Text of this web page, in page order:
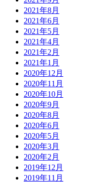
2021年8月
2021年6月
2021年5月
2021年4月
2021年2月
2021年1月
2020年12月
2020年11月
2020年10月
2020年9月
2020年8月
2020年6月
2020年5月
2020年3月
2020年2月
2019年12月
2019年11月